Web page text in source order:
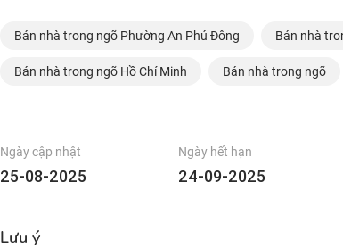
Bán nhà trong ngõ Phường An Phú Đông Bán nhà
Bán nhà trong ngõ Hồ Chí Minh Bán nhà trong ngõ
Ngày cập nhật
25-08-2025
Ngày hết hạn
24-09-2025
Lưu ý